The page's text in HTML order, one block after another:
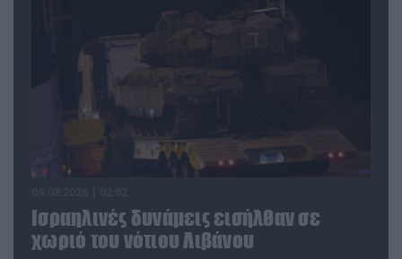
Ισραηλινές δυνάμεις εισήλθαν σε
χωριό του νότιου Λιβάνου